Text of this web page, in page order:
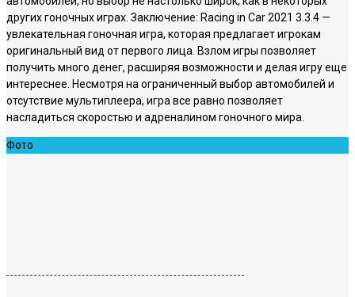
других гоночных играх. Заключение: Racing in Car 2021 3.3.4 —
увлекательная гоночная игра, которая предлагает игрокам
оригинальный вид от первого лица. Взлом игры позволяет
получить много денег, расширяя возможности и делая игру еще
интереснее. Несмотря на ограниченный выбор автомобилей и
отсутствие мультиплеера, игра все равно позволяет
насладиться скоростью и адреналином гоночного мира.
Фото